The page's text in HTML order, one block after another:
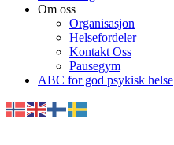
Om oss
Organisasjon
Helsefordeler
Kontakt Oss
Pausegym
ABC for god psykisk helse